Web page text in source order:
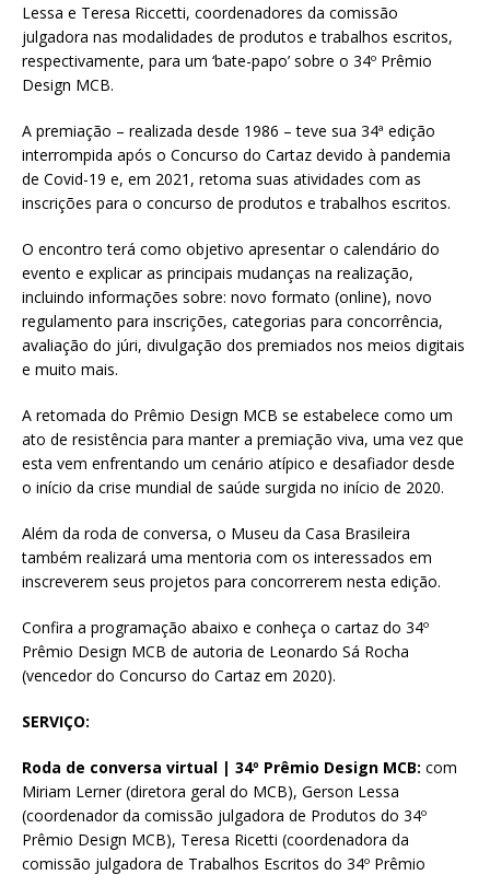
Lessa e Teresa Riccetti, coordenadores da comissão
julgadora nas modalidades de produtos e trabalhos escritos,
respectivamente, para um ‘bate-papo’ sobre o 34º Prêmio
Design MCB.
A premiação – realizada desde 1986 – teve sua 34ª edição
interrompida após o Concurso do Cartaz devido à pandemia
de Covid-19 e, em 2021, retoma suas atividades com as
inscrições para o concurso de produtos e trabalhos escritos.
O encontro terá como objetivo apresentar o calendário do
evento e explicar as principais mudanças na realização,
incluindo informações sobre: novo formato (online), novo
regulamento para inscrições, categorias para concorrência,
avaliação do júri, divulgação dos premiados nos meios digitais
e muito mais.
A retomada do Prêmio Design MCB se estabelece como um
ato de resistência para manter a premiação viva, uma vez que
esta vem enfrentando um cenário atípico e desafiador desde
o início da crise mundial de saúde surgida no início de 2020.
Além da roda de conversa, o Museu da Casa Brasileira
também realizará uma mentoria com os interessados em
inscreverem seus projetos para concorrerem nesta edição.
Confira a programação abaixo e conheça o cartaz do 34º
Prêmio Design MCB de autoria de Leonardo Sá Rocha
(vencedor do Concurso do Cartaz em 2020).
SERVIÇO:
Roda de conversa virtual | 34º Prêmio Design MCB: com
Miriam Lerner (diretora geral do MCB), Gerson Lessa
(coordenador da comissão julgadora de Produtos do 34º
Prêmio Design MCB), Teresa Ricetti (coordenadora da
comissão julgadora de Trabalhos Escritos do 34º Prêmio